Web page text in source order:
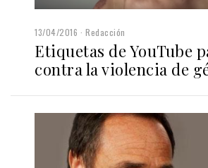
13/04/2016 Redacción
Etiquetas de YouTube
contra la violencia de